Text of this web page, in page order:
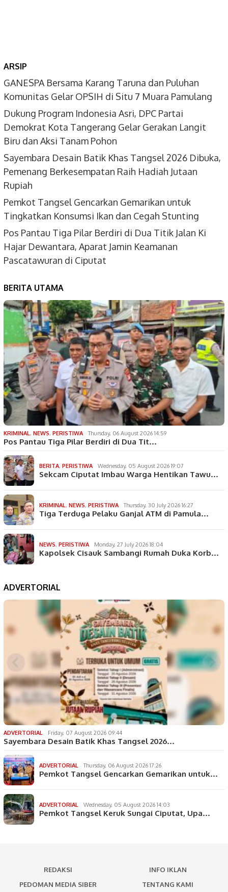
ARSIP
GANESPA Bersama Karang Taruna dan Puluhan
Komunitas Gelar OPSIH di Situ 7 Muara Pamulang
Dukung Program Indonesia Asri, DPC Partai
Demokrat Kota Tangerang Gelar Gerakan Langit
Biru dan Aksi Tanam Pohon
Sayembara Desain Batik Khas Tangsel 2026 Dibuka,
Pemenang Berkesempatan Raih Hadiah Jutaan
Rupiah
Pemkot Tangsel Gencarkan Gemarikan untuk
Tingkatkan Konsumsi Ikan dan Cegah Stunting
Pos Pantau Tiga Pilar Berdiri di Dua Titik Jalan Ki
Hajar Dewantara, Aparat Jamin Keamanan
Pascatawuran di Ciputat
BERITA UTAMA
KRIMINAL, NEWS, PERISTIWA Thursday, 06 August 2026 14:59
Pos Pantau Tiga Pilar Berdiri di Dua Tit…
BERITA, PERISTIWA Wednesday, 05 August 2026 19:07
Sekcam Ciputat Imbau Warga Hentikan Tawu…
KRIMINAL, NEWS, PERISTIWA Thursday, 30 July 2026 16:27
Tiga Terduga Pelaku Ganjal ATM di Pamula…
NEWS, PERISTIWA Monday, 27 July 2026 18:04
Kapolsek Cisauk Sambangi Rumah Duka Korb…
ADVERTORIAL
ADVERTORIAL Friday, 07 August 2026 09:44
Sayembara Desain Batik Khas Tangsel 2026…
ADVERTORIAL Thursday, 06 August 2026 17:26
Pemkot Tangsel Gencarkan Gemarikan untuk…
ADVERTORIAL Wednesday, 05 August 2026 14:03
Pemkot Tangsel Keruk Sungai Ciputat, Upa…
REDAKSI
INFO IKLAN
PEDOMAN MEDIA SIBER
TENTANG KAMI